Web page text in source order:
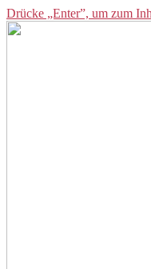
Drücke „Enter”, um zum